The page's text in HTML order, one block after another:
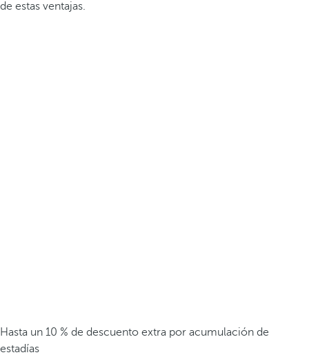
de estas ventajas.
Hasta un 10 % de descuento extra por acumulación de
estadías